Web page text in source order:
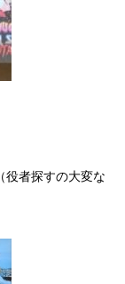
者探すの大変な